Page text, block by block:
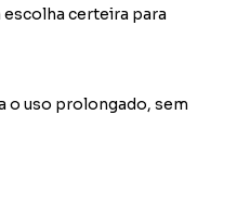
escolha certeira para
o uso prolongado, sem